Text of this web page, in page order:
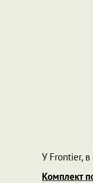
У Frontier, в
Комплект